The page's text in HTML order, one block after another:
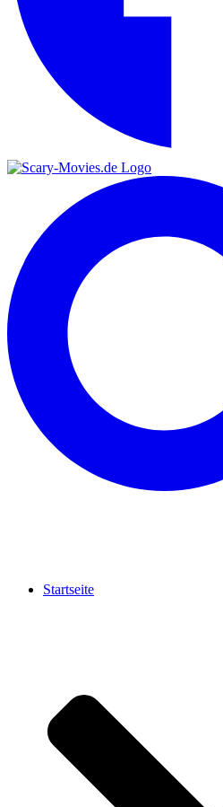
Startseite